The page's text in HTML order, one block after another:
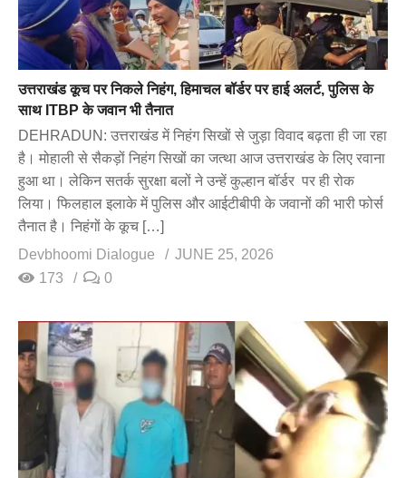
उत्तराखंड कूच पर निकले निहंग, हिमाचल बॉर्डर पर हाई अलर्ट, पुलिस के
साथ ITBP के जवान भी तैनात
DEHRADUN: उत्तराखंड में निहंग सिखों से जुड़ा विवाद बढ़ता ही जा रहा
है। मोहाली से सैकड़ों निहंग सिखों का जत्था आज उत्तराखंड के लिए रवाना
हुआ था। लेकिन सतर्क सुरक्षा बलों ने उन्हें कुल्हान बॉर्डर पर ही रोक
लिया। फिलहाल इलाके में पुलिस और आईटीबीपी के जवानों की भारी फोर्स
तैनात है। निहंगों के कूच […]
Devbhoomi Dialogue
JUNE 25, 2026
173
0